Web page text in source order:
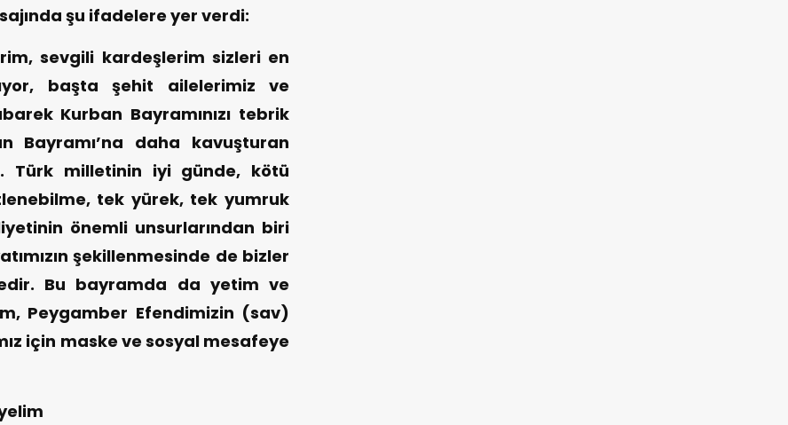
şu ifadelere yer verdi:
sevgili kardeşlerim sizleri en
başta şehit ailelerimiz ve
Kurban Bayramınızı tebrik
Bayramı’na daha kavuşturan
Türk milletinin iyi günde, kötü
tek yürek, tek yumruk
önemli unsurlarından biri
şekillenmesinde de bizler
Bu bayramda da yetim ve
Peygamber Efendimizin (sav)
için maske ve sosyal mesafeye